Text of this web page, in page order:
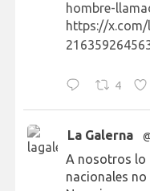
hombre-
https://
4
La Galerna
A nosotros lo
nacionales